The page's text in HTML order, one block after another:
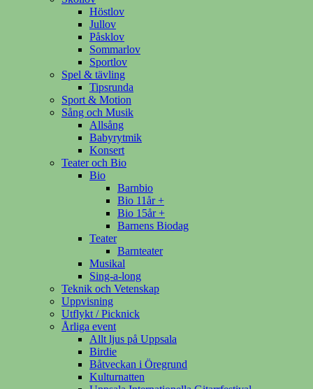
Höstlov
Jullov
Påsklov
Sommarlov
Sportlov
Spel & tävling
Tipsrunda
Sport & Motion
Sång och Musik
Allsång
Babyrytmik
Konsert
Teater och Bio
Bio
Barnbio
Bio 11år +
Bio 15år +
Barnens Biodag
Teater
Barnteater
Musikal
Sing-a-long
Teknik och Vetenskap
Uppvisning
Utflykt / Picknick
Årliga event
Allt ljus på Uppsala
Birdie
Båtveckan i Öregrund
Kulturnatten